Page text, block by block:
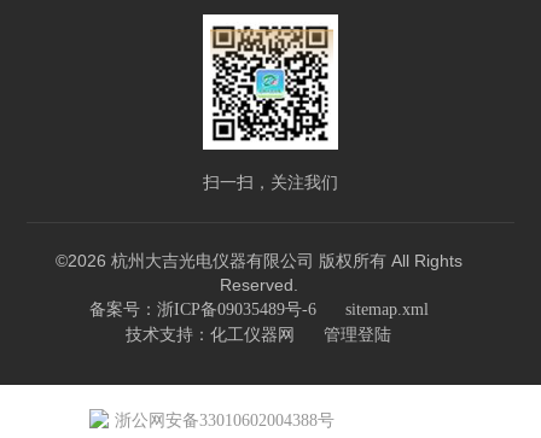
扫一扫，关注我们
©2026 杭州大吉光电仪器有限公司 版权所有 All Rights
Reserved.
备案号：浙ICP备09035489号-6 sitemap.xml
技术支持： 化工仪器网 管理登陆
浙公网安备33010602004388号